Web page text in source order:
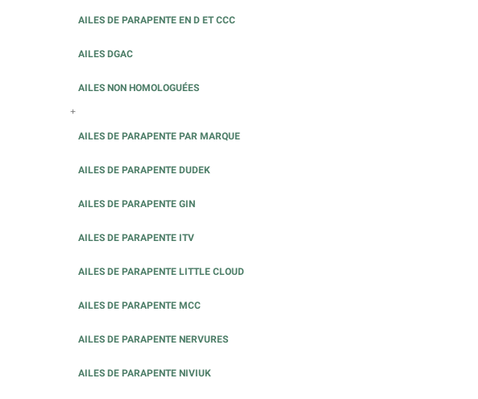
AILES DE PARAPENTE EN D ET CCC
AILES DGAC
AILES NON HOMOLOGUÉES
+
AILES DE PARAPENTE PAR MARQUE
AILES DE PARAPENTE DUDEK
AILES DE PARAPENTE GIN
AILES DE PARAPENTE ITV
AILES DE PARAPENTE LITTLE CLOUD
AILES DE PARAPENTE MCC
AILES DE PARAPENTE NERVURES
AILES DE PARAPENTE NIVIUK